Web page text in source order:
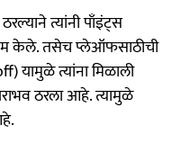
त्यांनी पाँइंट्स
केले. तसेच प्लेऑफसाठीची
यामुळे त्यांना मिळाली
ठरला आहे. त्यामुळे